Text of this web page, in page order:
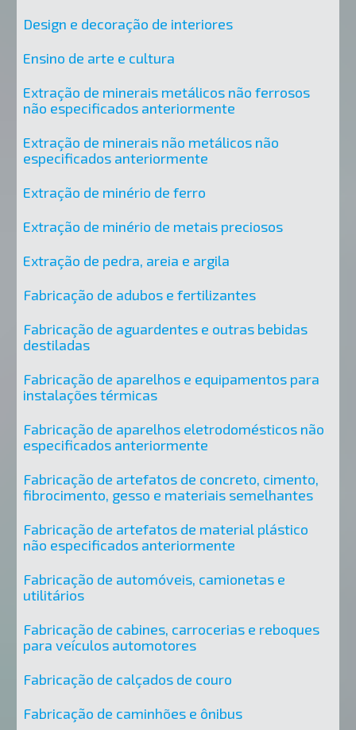
Design e decoração de interiores
Ensino de arte e cultura
Extração de minerais metálicos não ferrosos
não especificados anteriormente
Extração de minerais não metálicos não
especificados anteriormente
Extração de minério de ferro
Extração de minério de metais preciosos
Extração de pedra, areia e argila
Fabricação de adubos e fertilizantes
Fabricação de aguardentes e outras bebidas
destiladas
Fabricação de aparelhos e equipamentos para
instalações térmicas
Fabricação de aparelhos eletrodomésticos não
especificados anteriormente
Fabricação de artefatos de concreto, cimento,
fibrocimento, gesso e materiais semelhantes
Fabricação de artefatos de material plástico
não especificados anteriormente
Fabricação de automóveis, camionetas e
utilitários
Fabricação de cabines, carrocerias e reboques
para veículos automotores
Fabricação de calçados de couro
Fabricação de caminhões e ônibus